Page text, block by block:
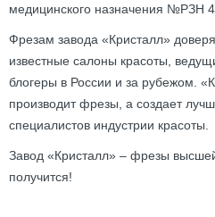
медицинского назначения №РЗН
Фрезам завода «Кристалл»
известные салоны красоты,
блогеры в России и за рубежом.
производит фрезы, а создает
специалистов индустрии красоты.
Завод «Кристалл» – фрезы
получится!